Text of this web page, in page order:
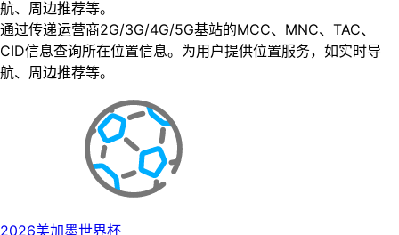
航、周边推荐等。
通过传递运营商2G/3G/4G/5G基站的MCC、MNC、TAC、
CID信息查询所在位置信息。为用户提供位置服务，如实时导
航、周边推荐等。
2026美加墨世界杯